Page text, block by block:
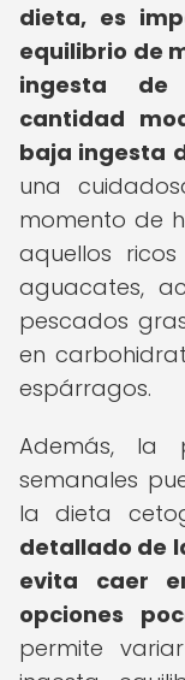
dieta, es
equilibrio de
ingesta de
cantidad
baja ingesta
una
momento de
aquellos
aguacates,
pescados
en
espárragos.
Además, la
semanales
la dieta
detallado de
evita caer
opciones
permite